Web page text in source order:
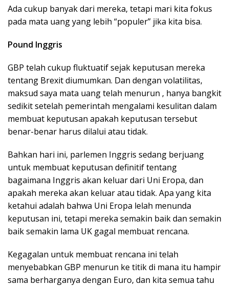
Ada cukup banyak dari mereka, tetapi mari kita fokus
pada mata uang yang lebih “populer” jika kita bisa.
Pound Inggris
GBP telah cukup fluktuatif sejak keputusan mereka
tentang Brexit diumumkan. Dan dengan volatilitas,
maksud saya mata uang telah menurun , hanya bangkit
sedikit setelah pemerintah mengalami kesulitan dalam
membuat keputusan apakah keputusan tersebut
benar-benar harus dilalui atau tidak.
Bahkan hari ini, parlemen Inggris sedang berjuang
untuk membuat keputusan definitif tentang
bagaimana Inggris akan keluar dari Uni Eropa, dan
apakah mereka akan keluar atau tidak. Apa yang kita
ketahui adalah bahwa Uni Eropa lelah menunda
keputusan ini, tetapi mereka semakin baik dan semakin
baik semakin lama UK gagal membuat rencana.
Kegagalan untuk membuat rencana ini telah
menyebabkan GBP menurun ke titik di mana itu hampir
sama berharganya dengan Euro, dan kita semua tahu